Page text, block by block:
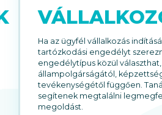
Ha az ügyfél vállalkozás
tartózkodási engedélyt
engedélytípus közül választhat,
állampolgárságától,
tevékenységétől függően.
segítenek megtalálni
megoldást.